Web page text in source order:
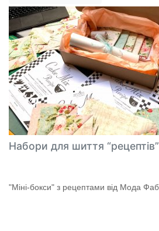
Набори для шиття
"Міні-бокси" з рецептами від Мода